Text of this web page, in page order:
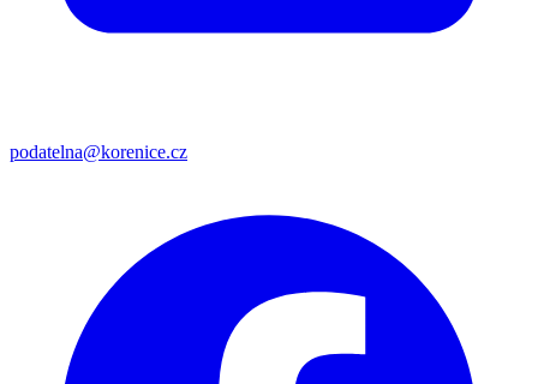
podatelna@korenice.cz